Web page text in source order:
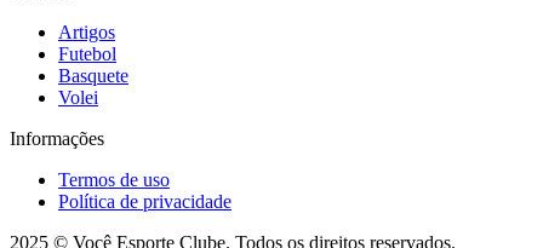
Artigos
Futebol
Basquete
Volei
Informações
Termos de uso
Política de privacidade
2025 © Você Esporte Clube. Todos os direitos reservados.